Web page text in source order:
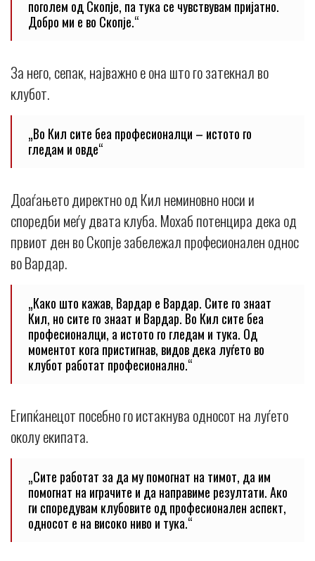
поголем од Скопје, па тука се чувствувам пријатно.
Добро ми е во Скопје.“
За него, сепак, најважно е она што го затекнал во
клубот.
„Во Кил сите беа професионалци – истото го
гледам и овде“
Доаѓањето директно од Кил неминовно носи и
споредби меѓу двата клуба. Мохаб потенцира дека од
првиот ден во Скопје забележал професионален однос
во Вардар.
„Како што кажав, Вардар е Вардар. Сите го знаат
Кил, но сите го знаат и Вардар. Во Кил сите беа
професионалци, а истото го гледам и тука. Од
моментот кога пристигнав, видов дека луѓето во
клубот работат професионално.“
Египќанецот посебно го истакнува односот на луѓето
околу екипата.
„Сите работат за да му помогнат на тимот, да им
помогнат на играчите и да направиме резултати. Ако
ги споредувам клубовите од професионален аспект,
односот е на високо ниво и тука.“